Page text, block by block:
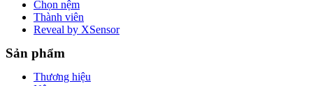
Chọn nệm
Thành viên
Reveal by XSensor
Sản phẩm
Thương hiệu